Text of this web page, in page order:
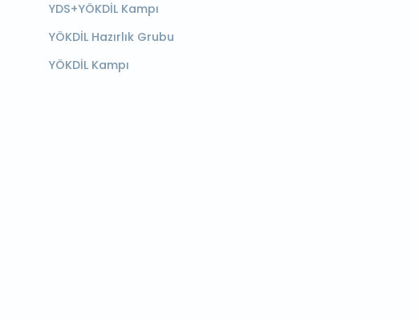
YDS+YÖKDİL Kampı
YÖKDİL Hazırlık Grubu
YÖKDİL Kampı